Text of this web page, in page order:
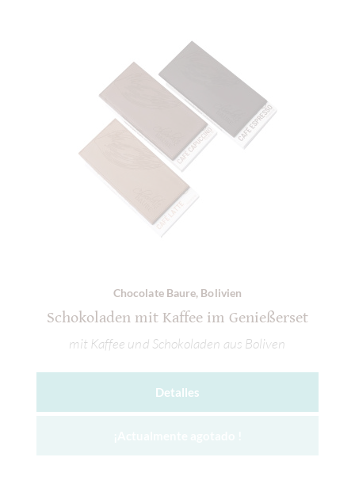
Chocolate Baure, Bolivien
Schokoladen mit Kaffee im Genießerset
mit Kaffee und Schokoladen aus Boliven
Detalles